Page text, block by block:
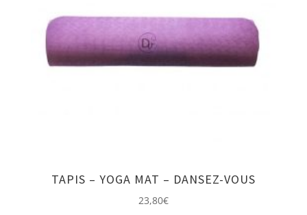
TAPIS – YOGA MAT – DANSEZ-VOUS
23,80€